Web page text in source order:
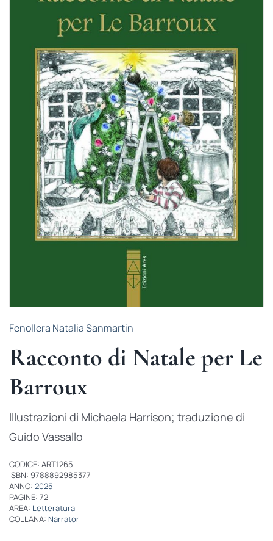
ATTUALITÀ
Fenollera Natalia Sanmartin
Racconto di Natale per Le
Barroux
Illustrazioni di Michaela Harrison; traduzione di
Guido Vassallo
CODICE: ART1265
ISBN: 9788892985377
ANNO: 2025
PAGINE: 72
AREA: Letteratura
COLLANA: Narratori